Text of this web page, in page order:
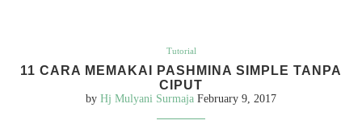
Tutorial
11 CARA MEMAKAI PASHMINA SIMPLE TANPA
CIPUT
by Hj Mulyani Surmaja February 9, 2017